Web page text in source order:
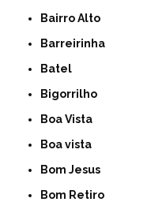
Bairro Alto
Barreirinha
Batel
Bigorrilho
Boa Vista
Boa vista
Bom Jesus
Bom Retiro